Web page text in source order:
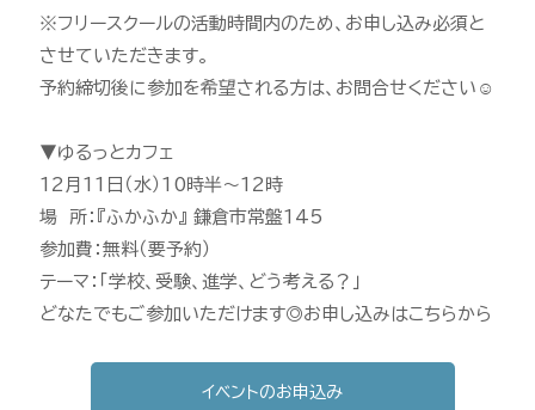
※フリースクールの活動時間内のため、お申し込み必須と
させていただきます。
予約締切後に参加を希望される方は、お問合せください☺︎
▼ゆるっとカフェ
12月11日（水）10時半〜12時
場 所：『ふかふか』 鎌倉市常盤145
参加費：無料（要予約）
テーマ：「学校、受験、進学、どう考える？」
どなたでもご参加いただけます◎お申し込みはこちらから
イベントのお申込み